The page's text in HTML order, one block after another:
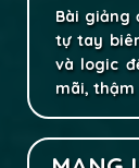
Bài giảng
tự tay
và logic
mãi, thậm